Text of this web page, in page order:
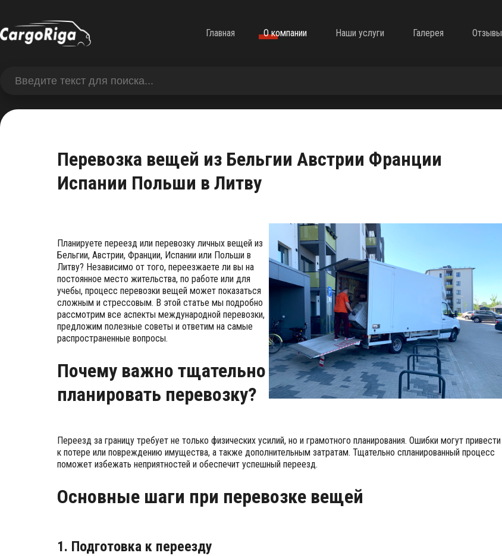
Главная О компании Наши услуги Галерея Отзывы
Перевозка вещей из Бельгии Австрии Франции
Испании Польши в Литву
Планируете переезд или перевозку личных вещей из
Бельгии, Австрии, Франции, Испании или Польши в
Литву? Независимо от того, переезжаете ли вы на
постоянное место жительства, по работе или для
учебы, процесс перевозки вещей может показаться
сложным и стрессовым. В этой статье мы подробно
рассмотрим все аспекты международной перевозки,
предложим полезные советы и ответим на самые
распространенные вопросы.
Почему важно тщательно
планировать перевозку?
Переезд за границу требует не только физических усилий, но и грамотного планирования. Ошибки могут привести
к потере или повреждению имущества, а также дополнительным затратам. Тщательно спланированный процесс
поможет избежать неприятностей и обеспечит успешный переезд.
Основные шаги при перевозке вещей
1. Подготовка к переезду